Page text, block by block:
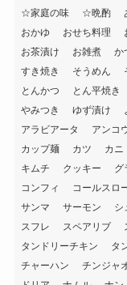
☆家庭の味
☆晩酌
おかゆ
おせち料理
お茶漬け
お雑煮 か
すき焼き
そうめん
とんかつ
とん平焼き
やみつき
ゆず漬け
アラビアータ
アンコ
カップ麺
カツ カニ
キムチ
クッキー グ
コンフィ
コールスロ
サンマ
サーモン シ
スフレ
スペアリブ
タンドリーチキン
タ
チャーハン
チンジャ